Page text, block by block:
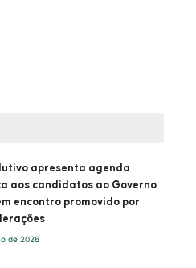
apresenta agenda
aos candidatos ao Governo
encontro promovido por
de 2026